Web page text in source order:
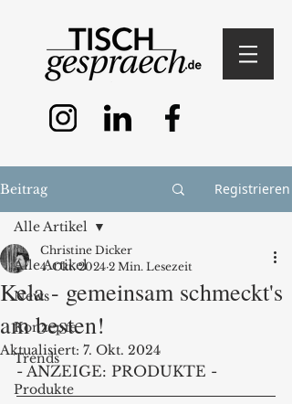
Beitrag Registrieren
Alle Artikel
News
Konzepte
Trends
Produkte
Alle Artikel
Kela - gemeinsam schmeckt's
am besten!
Christine Dicker
4. Okt. 2024 2 Min. Lesezeit
Aktualisiert: 7. Okt. 2024
- ANZEIGE: PRODUKTE -